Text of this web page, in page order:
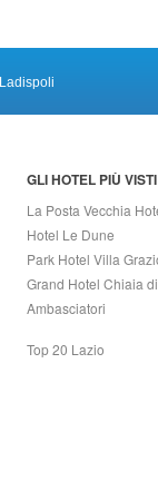
Ladispoli
GLI HOTEL PIÙ VISTI
La Posta Vecchia
Hotel Le Dune
Park Hotel Villa
Grand Hotel Chiaia
Ambasciatori
Top 20 Lazio